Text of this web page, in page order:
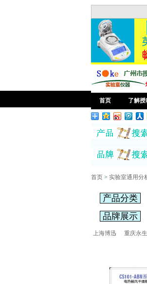
首页 了解授
首页> 实验室通用分
产品分类
品牌展示
上海博迅 重庆永生